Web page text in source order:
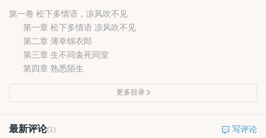
第一卷 松下多情语，凉风吹不见
第一章 松下多情语 凉风吹不见
第二章 薄幸锦衣郎
第三章 生不同衾死同室
第四章 熟悉陌生
更多目录
最新评论(1)
写评论